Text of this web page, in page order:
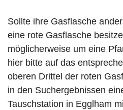
Sollte ihre Gasflasche
eine rote Gasflasche
möglicherweise um eine
hier bitte auf das
oberen Drittel der roten
in den Suchergebnissen
Tauschstation in Egglham